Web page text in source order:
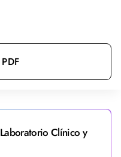
Clínico y